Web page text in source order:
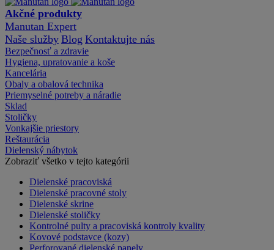
Akčné produkty
Manutan Expert
Naše služby Blog Kontaktujte nás
Bezpečnosť a zdravie
Hygiena, upratovanie a koše
Kancelária
Obaly a obalová technika
Priemyselné potreby a náradie
Sklad
Stoličky
Vonkajšie priestory
Reštaurácia
Dielenský nábytok
Zobraziť všetko v tejto kategórii
Dielenské pracoviská
Dielenské pracovné stoly
Dielenské skrine
Dielenské stoličky
Kontrolné pulty a pracoviská kontroly kvality
Kovové podstavce (kozy)